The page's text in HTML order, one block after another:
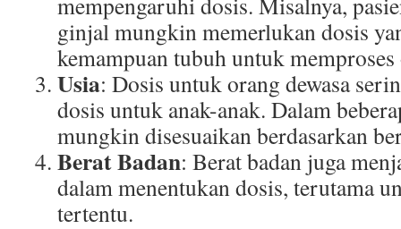
ginjal mungkin memerlukan dosis
kemampuan tubuh untuk
Usia: Dosis untuk orang dewasa
dosis untuk anak-anak. Dalam
mungkin disesuaikan berdasarkan
Berat Badan: Berat badan juga
dalam menentukan dosis, terutama
tertentu.